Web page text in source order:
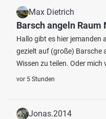
Max Dietrich
Barsch angeln Raum
Hallo gibt es hier jemanden
gezielt auf (große) Barsche
Wissen zu teilen. Oder
vor 5 Stunden
Jonas.2014